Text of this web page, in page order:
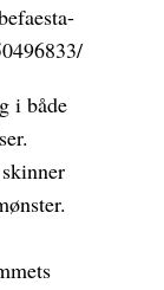
i både